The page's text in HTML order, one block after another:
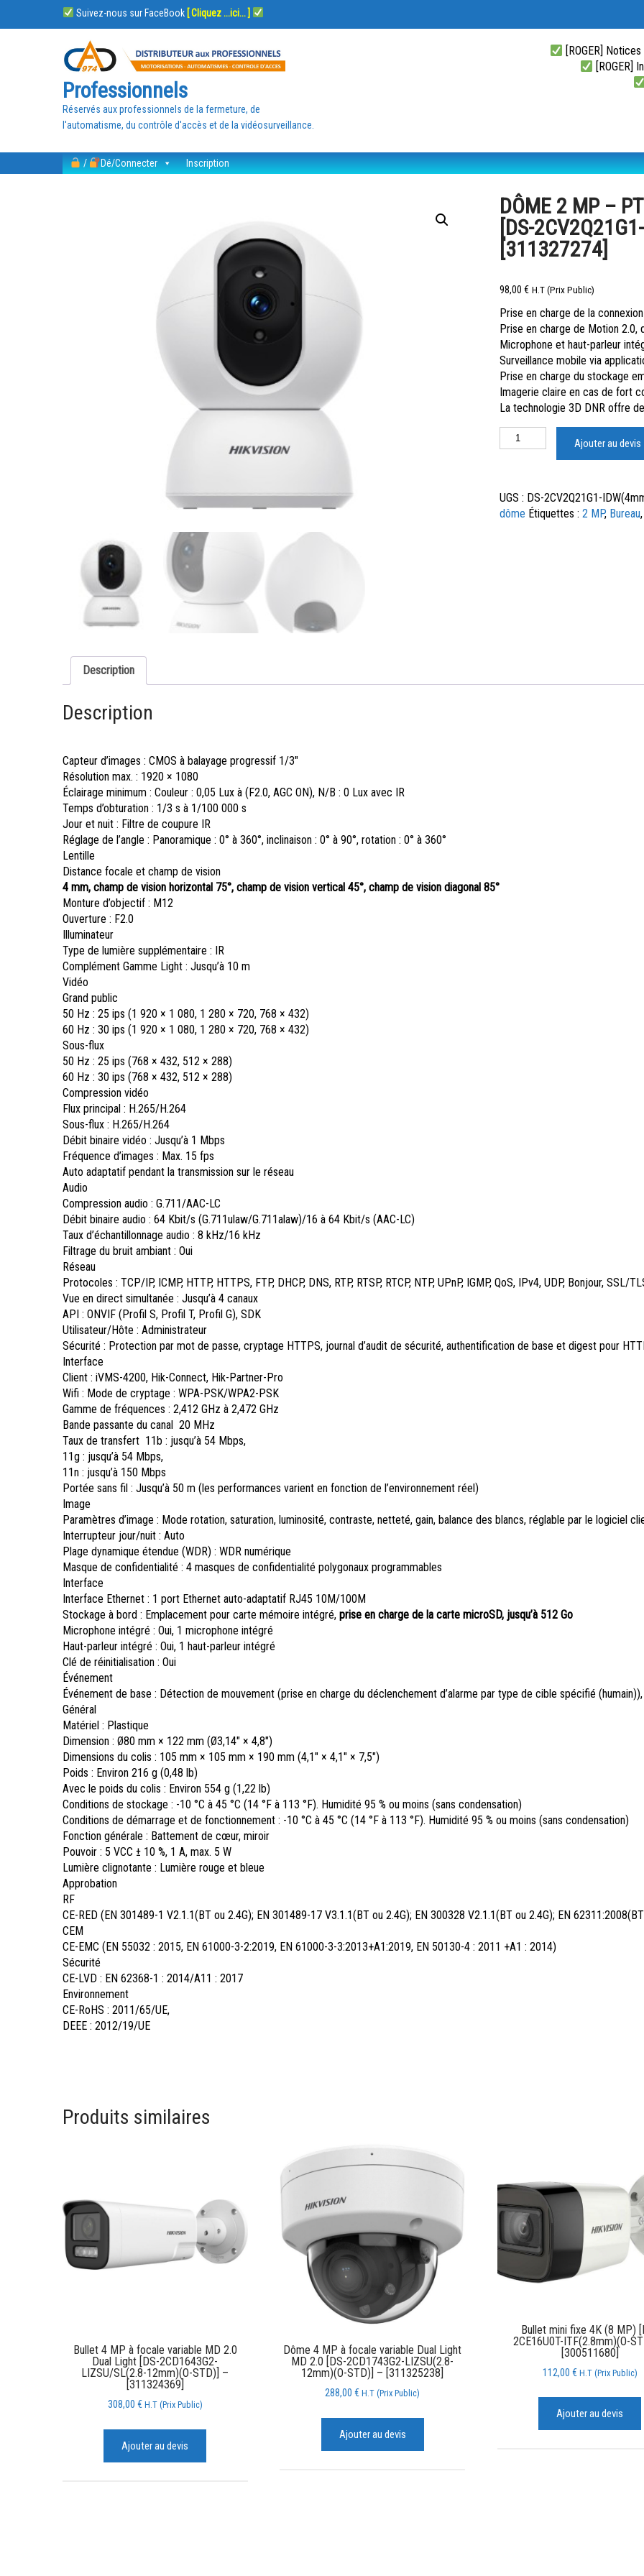
Suivez-nous sur FaceBook [ Cliquez ...ici... ]
Professionnels
Réservés aux professionnels de la fermeture, de
l'automatisme, du contrôle d'accès et de la vidéosurveillance.
[ROGER]
[ROGER]
/ Dé/Connecter Inscription
DÔME 2 MP –
[DS-
[311327274]
98,00€ H.T (Prix Public)
Prise en charge de la
Prise en charge de Motion 2.0,
Microphone et haut-parleur
Surveillance mobile via
Prise en charge du stockage
Imagerie claire en cas de fort
La technologie 3D DNR offre
Ajouter au devis
UGS : DS-2CV2Q21G1-
dôme Étiquettes :2 MP, Bureau
Description
Description
Capteur d’images : CMOS à balayage progressif 1/3″
Résolution max. : 1920 × 1080
Éclairage minimum : Couleur : 0,05 Lux à (F2.0, AGC ON), N/B : 0 Lux avec IR
Temps d’obturation : 1/3 s à 1/100 000 s
Jour et nuit : Filtre de coupure IR
Réglage de l’angle : Panoramique : 0° à 360°, inclinaison : 0° à 90°, rotation : 0° à 360°
Lentille
Distance focale et champ de vision
4 mm, champ de vision horizontal 75°, champ de vision vertical 45°, champ de vision diagonal 85°
Monture d’objectif : M12
Ouverture : F2.0
Illuminateur
Type de lumière supplémentaire : IR
Complément Gamme Light : Jusqu’à 10 m
Vidéo
Grand public
50 Hz : 25 ips (1 920 × 1 080, 1 280 × 720, 768 × 432)
60 Hz : 30 ips (1 920 × 1 080, 1 280 × 720, 768 × 432)
Sous-flux
50 Hz : 25 ips (768 × 432, 512 × 288)
60 Hz : 30 ips (768 × 432, 512 × 288)
Compression vidéo
Flux principal : H.265/H.264
Sous-flux : H.265/H.264
Débit binaire vidéo : Jusqu’à 1 Mbps
Fréquence d’images : Max. 15 fps
Auto adaptatif pendant la transmission sur le réseau
Audio
Compression audio : G.711/AAC-LC
Débit binaire audio : 64 Kbit/s (G.711ulaw/G.711alaw)/16 à 64 Kbit/s (AAC-LC)
Taux d’échantillonnage audio : 8 kHz/16 kHz
Filtrage du bruit ambiant : Oui
Réseau
Protocoles : TCP/IP, ICMP, HTTP, HTTPS, FTP, DHCP, DNS, RTP, RTSP, RTCP, NTP, UPnP, IGMP, QoS, IPv4, UDP, Bonjour, SSL/
Vue en direct simultanée : Jusqu’à 4 canaux
API : ONVIF (Profil S, Profil T, Profil G), SDK
Utilisateur/Hôte : Administrateur
Sécurité : Protection par mot de passe, cryptage HTTPS, journal d’audit de sécurité, authentification de base et digest pour
Interface
Client : iVMS-4200, Hik-Connect, Hik-Partner-Pro
Wifi : Mode de cryptage : WPA-PSK/WPA2-PSK
Gamme de fréquences : 2,412 GHz à 2,472 GHz
Bande passante du canal 20 MHz
Taux de transfert 11b : jusqu’à 54 Mbps,
11g : jusqu’à 54 Mbps,
11n : jusqu’à 150 Mbps
Portée sans fil : Jusqu’à 50 m (les performances varient en fonction de l’environnement réel)
Image
Paramètres d’image : Mode rotation, saturation, luminosité, contraste, netteté, gain, balance des blancs, réglable par le logiciel
Interrupteur jour/nuit : Auto
Plage dynamique étendue (WDR) : WDR numérique
Masque de confidentialité : 4 masques de confidentialité polygonaux programmables
Interface
Interface Ethernet : 1 port Ethernet auto-adaptatif RJ45 10M/100M
Stockage à bord : Emplacement pour carte mémoire intégré, prise en charge de la carte microSD, jusqu’à 512 Go
Microphone intégré : Oui, 1 microphone intégré
Haut-parleur intégré : Oui, 1 haut-parleur intégré
Clé de réinitialisation : Oui
Événement
Événement de base : Détection de mouvement (prise en charge du déclenchement d’alarme par type de cible spécifié
Général
Matériel : Plastique
Dimension : Ø80 mm × 122 mm (Ø3,14″ × 4,8″)
Dimensions du colis : 105 mm × 105 mm × 190 mm (4,1″ × 4,1″ × 7,5″)
Poids : Environ 216 g (0,48 lb)
Avec le poids du colis : Environ 554 g (1,22 lb)
Conditions de stockage : -10 °C à 45 °C (14 °F à 113 °F). Humidité 95 % ou moins (sans condensation)
Conditions de démarrage et de fonctionnement : -10 °C à 45 °C (14 °F à 113 °F). Humidité 95 % ou moins (sans condensation)
Fonction générale : Battement de cœur, miroir
Pouvoir : 5 VCC ± 10 %, 1 A, max. 5 W
Lumière clignotante : Lumière rouge et bleue
Approbation
RF
CE-RED (EN 301489-1 V2.1.1(BT ou 2.4G); EN 301489-17 V3.1.1(BT ou 2.4G); EN 300328 V2.1.1(BT ou 2.4G); EN
CEM
CE-EMC (EN 55032 : 2015, EN 61000-3-2:2019, EN 61000-3-3:2013+A1:2019, EN 50130-4 : 2011 +A1 : 2014)
Sécurité
CE-LVD : EN 62368-1 : 2014/A11 : 2017
Environnement
CE-RoHS : 2011/65/UE,
DEEE : 2012/19/UE
Produits similaires
Bullet 4 MP à focale variable MD 2.0
Dual Light [DS-2CD1643G2-
LIZSU/SL(2.8-12mm)(O-STD)] –
[311324369]
308,00 € H.T (Prix Public)
Ajouter au devis
Dôme 4 MP à focale variable Dual Light
MD 2.0 [DS-2CD1743G2-LIZSU(2.8-
12mm)(O-STD)] – [311325238]
288,00€ H.T (Prix Public)
Ajouter au devis
Bullet mini fixe 4K (8 MP)
2CE16U0T-ITF(2.8mm)(O-
[300511680]
112,00 € H.T (Prix Public)
Ajouter au devis